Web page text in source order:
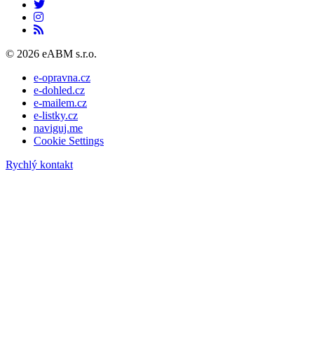
© 2026 eABM s.r.o.
e-opravna.cz
e-dohled.cz
e-mailem.cz
e-listky.cz
naviguj.me
Cookie Settings
Rychlý kontakt